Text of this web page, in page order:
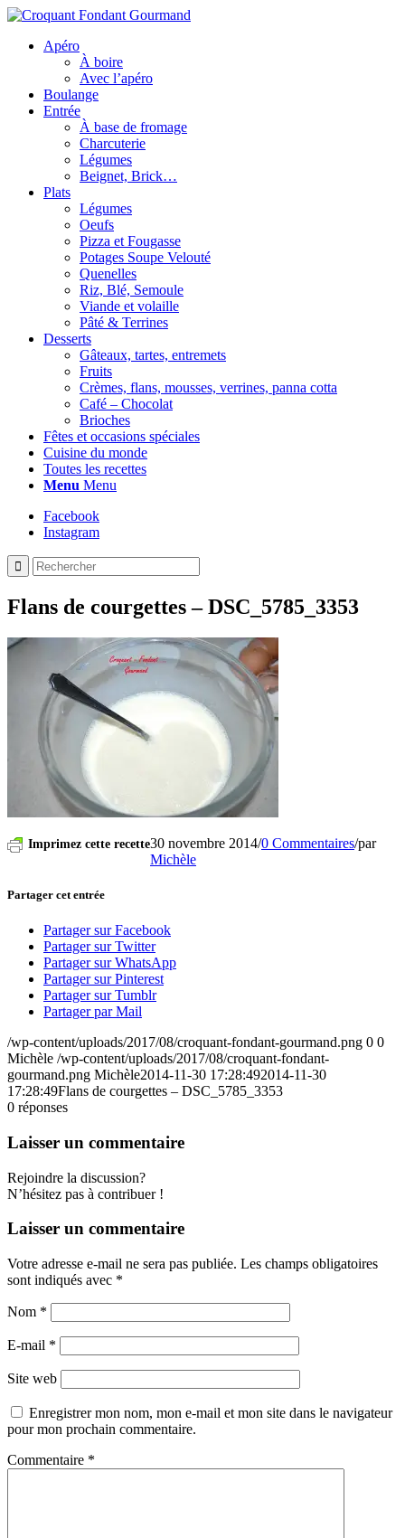
Apéro
À boire
Avec l’apéro
Boulange
Entrée
À base de fromage
Charcuterie
Légumes
Beignet, Brick…
Plats
Légumes
Oeufs
Pizza et Fougasse
Potages Soupe Velouté
Quenelles
Riz, Blé, Semoule
Viande et volaille
Pâté & Terrines
Desserts
Gâteaux, tartes, entremets
Fruits
Crèmes, flans, mousses, verrines, panna cotta
Café – Chocolat
Brioches
Fêtes et occasions spéciales
Cuisine du monde
Toutes les recettes
Menu Menu
Facebook
Instagram
Flans de courgettes – DSC_5785_3353
Imprimez cette recette30 novembre 2014/0 Commentaires/par
Michèle
Partager cet entrée
Partager sur Facebook
Partager sur Twitter
Partager sur WhatsApp
Partager sur Pinterest
Partager sur Tumblr
Partager par Mail
/wp-content/uploads/2017/08/croquant-fondant-gourmand.png 0 0
Michèle /wp-content/uploads/2017/08/croquant-fondant-
gourmand.png Michèle2014-11-30 17:28:492014-11-30
17:28:49Flans de courgettes – DSC_5785_3353
0 réponses
Laisser un commentaire
Rejoindre la discussion?
N’hésitez pas à contribuer !
Laisser un commentaire
Votre adresse e-mail ne sera pas publiée. Les champs obligatoires
sont indiqués avec *
Nom *
E-mail *
Site web
Enregistrer mon nom, mon e-mail et mon site dans le navigateur
pour mon prochain commentaire.
Commentaire *